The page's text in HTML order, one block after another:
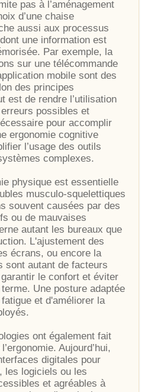
pas à l’aménagement
d’une chaise
aussi aux processus
une information est
Par exemple, la
sur une télécommande
mobile sont des
des principes
est de rendre l’utilisation
possibles et
pour accomplir
ergonomie cognitive
l’usage des outils
complexes.
physique est essentielle
musculo-squelettiques
souvent causées par des
ou de mauvaises
autant les bureaux que
L'ajustement des
écrans, ou encore la
sont autant de facteurs
le confort et éviter
Une posture adaptée
et d'améliorer la
ont également fait
Aujourd’hui,
digitales pour
les logiciels ou les
et agréables à